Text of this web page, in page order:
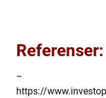
Referenser:
–
https://